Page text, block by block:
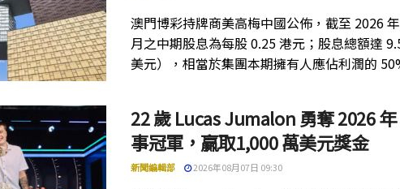
澳門博彩持牌商美高梅中國公佈，截至 2026
月之中期股息為每股 0.25 港元；股息總額達
美元），相當於集團本期擁有人應佔利潤的
22 歲 Lucas Jumalon 勇奪 2026 年
事冠軍，贏取1,000 萬美元獎金
新聞編輯部 2026年08月07日 09:30